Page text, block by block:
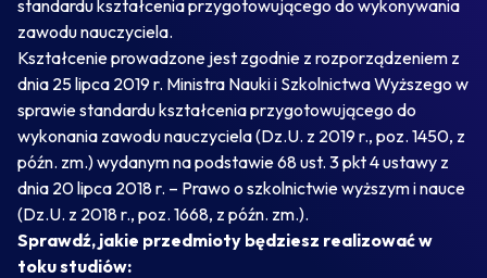
standardu kształcenia przygotowującego do wykonywania
zawodu nauczyciela.
Kształcenie prowadzone jest zgodnie z rozporządzeniem z
dnia 25 lipca 2019 r. Ministra Nauki i Szkolnictwa Wyższego w
sprawie standardu kształcenia przygotowującego do
wykonania zawodu nauczyciela (Dz.U. z 2019 r., poz. 1450, z
późn. zm.) wydanym na podstawie 68 ust. 3 pkt 4 ustawy z
dnia 20 lipca 2018 r. – Prawo o szkolnictwie wyższym i nauce
(Dz.U. z 2018 r., poz. 1668, z późn. zm.).
Sprawdź, jakie przedmioty będziesz realizować w
toku studiów: